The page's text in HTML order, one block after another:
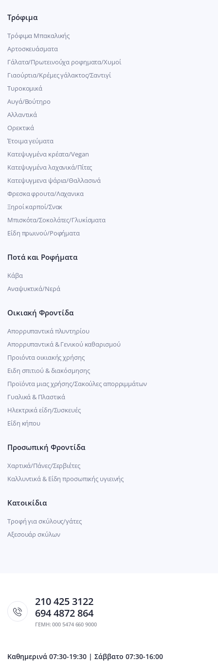
Τρόφιμα
Τρόφιμα Μπακαλικής
Αρτοσκευάσματα
Γάλατα/Πρωτεινούχα ροφηματα/Χυμοί
Γιαούρτια/Κρέμες γάλακτος/Σαντιγί
Τυροκομικά
Αυγά/Βούτηρο
Αλλαντικά
Ορεκτικά
Έτοιμα γεύματα
Κατεψυγμένα κρέατα/Vegan
Kατεψυγμένα λαχανικά/Πίτες
Κατεψυγμενα ψάρια/Θαλλασινά
Φρεσκα φρουτα/Λαχανικα
Ξηροί καρποί/Σνακ
Μπισκότα/Σοκολάτες/Γλυκίσματα
Είδη πρωινού/Ροφήματα
Ποτά και Ροφήματα
Κάβα
Αναψυκτικά/Νερά
Οικιακή Φροντίδα
Απορρυπαντικά πλυντηρίου
Απορρυπαντικά & Γενικού καθαρισμού
Προιόντα οικιακής χρήσης
Ειδη σπιτιού & διακόσμησης
Προϊόντα μιας χρήσης/Σακούλες απορριμμάτων
Γυαλικά & Πλαστικά
Ηλεκτρικά είδη/Συσκευές
Είδη κήπου
Προσωπική Φροντίδα
Χαρτικά/Πάνες/Σερβιέτες
Καλλυντικά & Είδη προσωπικής υγιεινής
Κατοικίδια
Τροφή για σκύλους/γάτες
Αξεσουάρ σκύλων
210 425 3122
694 4872 864
ΓΕΜΗ: 000 5474 660 9000
Καθημερινά 07:30-19:30 | Σάββατο 07:30-16:00